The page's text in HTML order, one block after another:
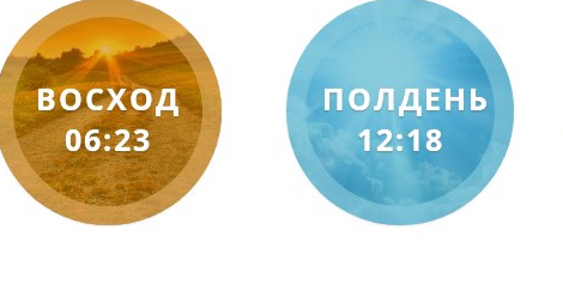
ВОСХОД
06:23
ПОЛДЕНЬ
12:18